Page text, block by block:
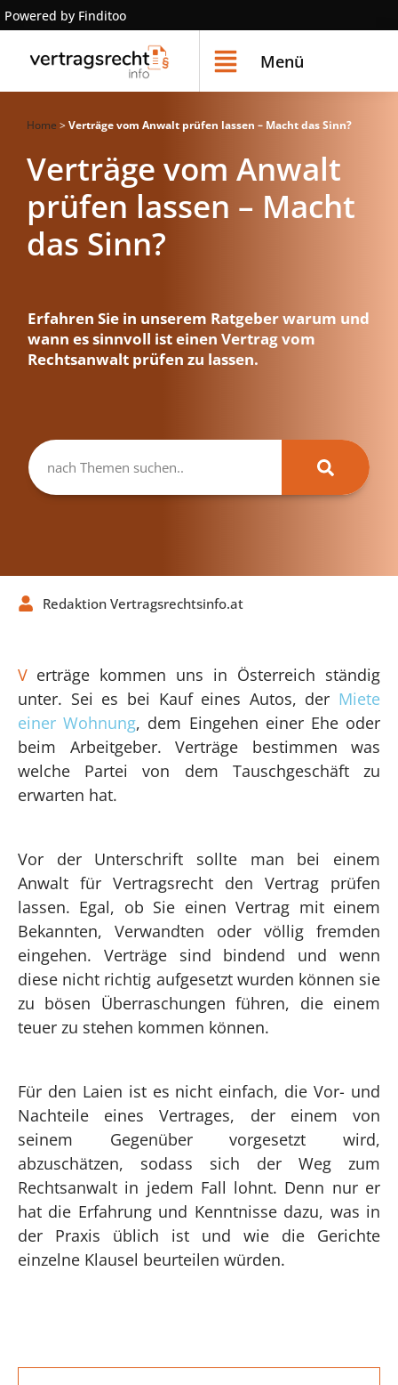
Powered by Finditoo
Menü
Home >Verträge vom Anwalt prüfen lassen – Macht das Sinn?
Verträge vom Anwalt
prüfen lassen – Macht
das Sinn?
Erfahren Sie in unserem Ratgeber warum und
wann es sinnvoll ist einen Vertrag vom
Rechtsanwalt prüfen zu lassen.
Redaktion Vertragsrechtsinfo.at
V erträge kommen uns in Österreich ständig
unter. Sei es bei Kauf eines Autos, der Miete
einer Wohnung, dem Eingehen einer Ehe oder
beim Arbeitgeber. Verträge bestimmen was
welche Partei von dem Tauschgeschäft zu
erwarten hat.
Vor der Unterschrift sollte man bei einem
Anwalt für Vertragsrecht den Vertrag prüfen
lassen. Egal, ob Sie einen Vertrag mit einem
Bekannten, Verwandten oder völlig fremden
eingehen. Verträge sind bindend und wenn
diese nicht richtig aufgesetzt wurden können sie
zu bösen Überraschungen führen, die einem
teuer zu stehen kommen können.
Für den Laien ist es nicht einfach, die Vor- und
Nachteile eines Vertrages, der einem von
seinem Gegenüber vorgesetzt wird,
abzuschätzen, sodass sich der Weg zum
Rechtsanwalt in jedem Fall lohnt. Denn nur er
hat die Erfahrung und Kenntnisse dazu, was in
der Praxis üblich ist und wie die Gerichte
einzelne Klausel beurteilen würden.